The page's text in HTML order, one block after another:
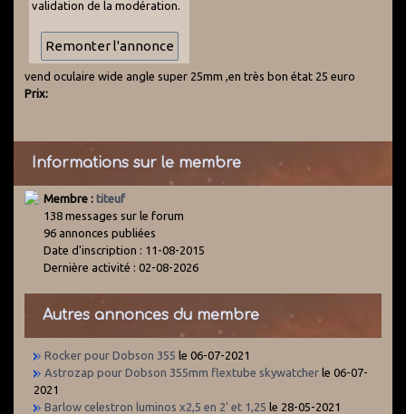
validation de la modération.
vend oculaire wide angle super 25mm ,en très bon état 25 euro
Prix:
Informations sur le membre
Membre : titeuf
138 messages sur le forum
96 annonces publiées
Date d'inscription : 11-08-2015
Dernière activité : 02-08-2026
Autres annonces du membre
Rocker pour Dobson 355 le 06-07-2021
Astrozap pour Dobson 355mm flextube skywatcher le 06-07-
2021
Barlow celestron luminos x2,5 en 2' et 1,25 le 28-05-2021